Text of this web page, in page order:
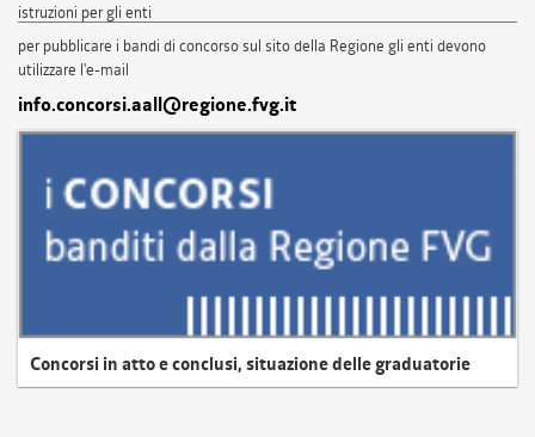
istruzioni per gli enti
per pubblicare i bandi di concorso sul sito della Regione gli enti devono
utilizzare l'e-mail
info.concorsi.aall@regione.fvg.it
Concorsi in atto e conclusi, situazione delle graduatorie